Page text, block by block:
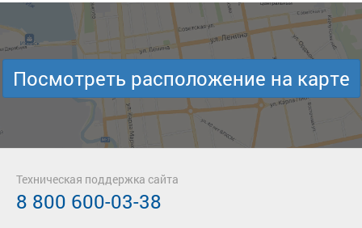
Посмотреть расположение на карте
Техническая поддержка сайта
8 800 600-03-38